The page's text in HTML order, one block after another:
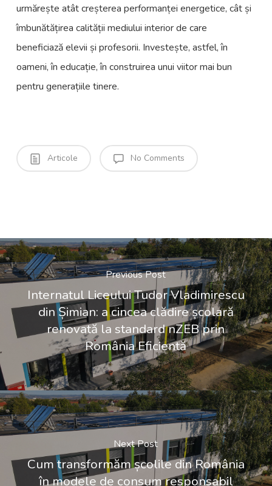
urmărește atât creșterea performanței energetice, cât și
îmbunătățirea calității mediului interior de care
beneficiază elevii și profesorii. Investește, astfel, în
oameni, în educație, în construirea unui viitor mai bun
pentru generațiile tinere.
Articole No Comments
Previous Post
Internatul Liceului Tudor Vladimirescu
din Șimian: a cincea clădire școlară
renovată la standard nZEB prin
România Eficientă
Next Post
Cum transformăm școlile din România
în modele de consum responsabil